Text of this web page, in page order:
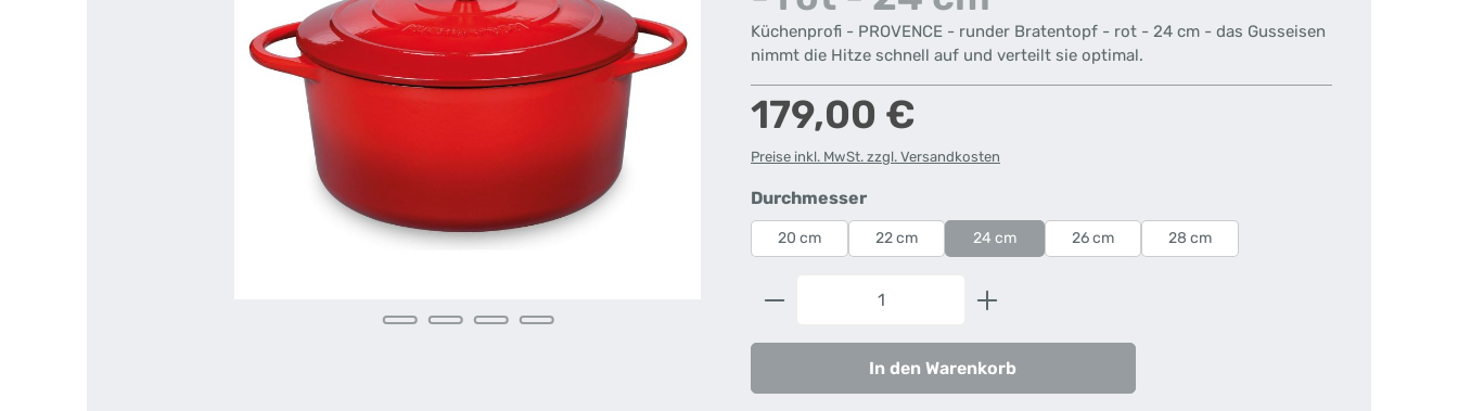
Küchenprofi - PROVENCE - runder Bratentopf - rot - 24 cm - das Gusseisen
nimmt die Hitze schnell auf und verteilt sie optimal.
Regulärer Preis:
179,00 €
Preise inkl. MwSt. zzgl. Versandkosten
Durchmesserauswählen
20 cm 22 cm 24 cm 26 cm 28 cm
Produkt Anzahl: Gib den gewünschten Wert ein oder
In den Warenkorb